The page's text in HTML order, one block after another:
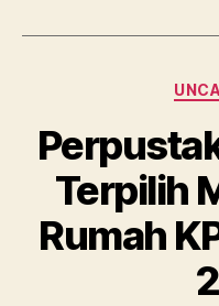
Terpilih
Rumah